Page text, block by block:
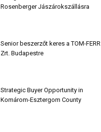
Rosenberger Jászárokszállásra
Senior beszerzőt keres a TOM-FERR
Zrt. Budapestre
Strategic Buyer Opportunity in
Komárom-Esztergom County